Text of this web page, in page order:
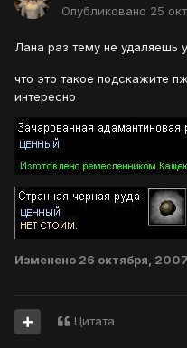
Опубликовано 25
Лана раз тему не удаляешь
что это такое подскажите
интересно
Изменено 26 октября, 2007
Цитата